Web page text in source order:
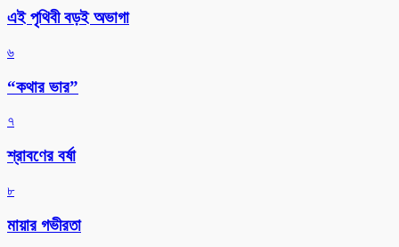
এই পৃথিবী বড়ই অভাগা
৬
“কথার ভার”
৭
শ্রাবণের বর্ষা
৮
মায়ার গভীরতা